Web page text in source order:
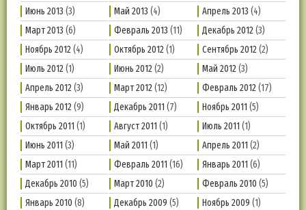
Июнь 2013 (3) Май 2013 (4) Апрель 2013 (4)
Март 2013 (6) Февраль 2013 (11) Декабрь 2012(3)
Ноябрь 2012(4) Октябрь 2012(1) Сентябрь 2012(2)
Июль 2012(1) Июнь 2012(2) Май 2012(3)
Апрель 2012(3) Март 2012(12) Февраль 2012(17)
Январь 2012(9) Декабрь 2011 (7) Ноябрь 2011 (5)
Октябрь 2011 (1) Август 2011 (1) Июль 2011 (1)
Июнь 2011 (3) Май 2011 (1) Апрель 2011 (2)
Март 2011 (11) Февраль 2011 (16) Январь 2011 (6)
Декабрь 2010 (5) Март 2010 (2) Февраль 2010 (5)
Январь 2010 (8) Декабрь 2009 (5) Ноябрь 2009 (1)